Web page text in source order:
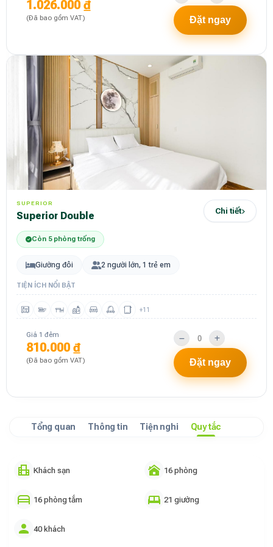
1.026.000 ₫
(Đã bao gồm VAT) Đặt ngay
SUPERIOR
Superior Double Chi tiết
Còn 5 phòng trống
Giường đôi 2 người lớn, 1 trẻ em
TIỆN ÍCH NỔI BẬT
+11
Giá 1 đêm
810.000 ₫
(Đã bao gồm VAT) Đặt ngay
Tổng quan Thông tin Tiện nghi Quy tắc
Khách sạn 16 phòng
16 phòng tắm 21 giường
40 khách